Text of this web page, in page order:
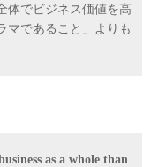
体でビジネス価値を高
マであること」よりも
as a whole than